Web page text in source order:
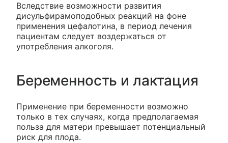
Вследствие возможности развития
дисульфирамоподобных реакций на фоне
применения цефалотина, в период лечения
пациентам следует воздержаться от
употребления алкоголя.
Беременность и лактация
Применение при беременности возможно
только в тех случаях, когда предполагаемая
польза для матери превышает потенциальный
риск для плода.